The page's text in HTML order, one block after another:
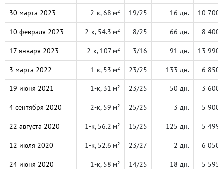
30 марта 2023 2-к, 68 м² 19/25 16 дн. 10 700
10 февраля 2023 2-к, 54.3 м² 8/25 66 дн. 8 400
17 января 2023 2-к, 107 м² 3/16 91 дн. 13 990
3 марта 2022 1-к, 53 м² 23/25 133 дн. 6 850
19 июня 2021 1-к, 31 м² 23/25 50 дн. 3 600
4 сентября 2020 2-к, 59 м² 25/25 3 дн. 5 900
22 августа 2020 1-к, 56.2 м² 15/25 125 дн. 5 499
12 июля 2020 1-к, 52.6 м² 23/27 2 дн. 6 050
24 июня 2020 1-к, 58 м² 14/25 18 дн. 5 595